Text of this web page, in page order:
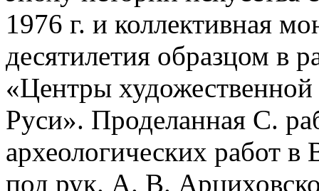
1976 г. и коллективная
десятилетия образцом в
«Центры художественной
Руси». Проделанная С.
археологических работ
под рук. А. В.